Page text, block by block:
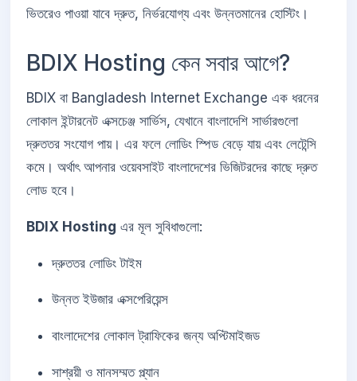
ভিতরেও পাওয়া যাবে দ্রুত, নির্ভরযোগ্য এবং উন্নতমানের হোস্টিং।
BDIX Hosting কেন সবার আগে?
BDIX বা Bangladesh Internet Exchange এক ধরনের
লোকাল ইন্টারনেট এক্সচেঞ্জ সার্ভিস, যেখানে বাংলাদেশি সার্ভারগুলো
দ্রুততর সংযোগ পায়। এর ফলে লোডিং স্পিড বেড়ে যায় এবং লেটেন্সি
কমে। অর্থাৎ আপনার ওয়েবসাইট বাংলাদেশের ভিজিটরদের কাছে দ্রুত
লোড হবে।
BDIX Hosting এর মূল সুবিধাগুলো:
দ্রুততর লোডিং টাইম
উন্নত ইউজার এক্সপেরিয়েন্স
বাংলাদেশের লোকাল ট্রাফিকের জন্য অপ্টিমাইজড
সাশ্রয়ী ও মানসম্মত প্ল্যান